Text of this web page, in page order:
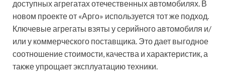
доступных агрегатах отечественных автомобилях. В
новом проекте от «Арго» используется тот же подход.
Ключевые агрегаты взяты у серийного автомобиля и/
или у коммерческого поставщика. Это дает выгодное
соотношение стоимости, качества и характеристик, а
также упрощает эксплуатацию техники.